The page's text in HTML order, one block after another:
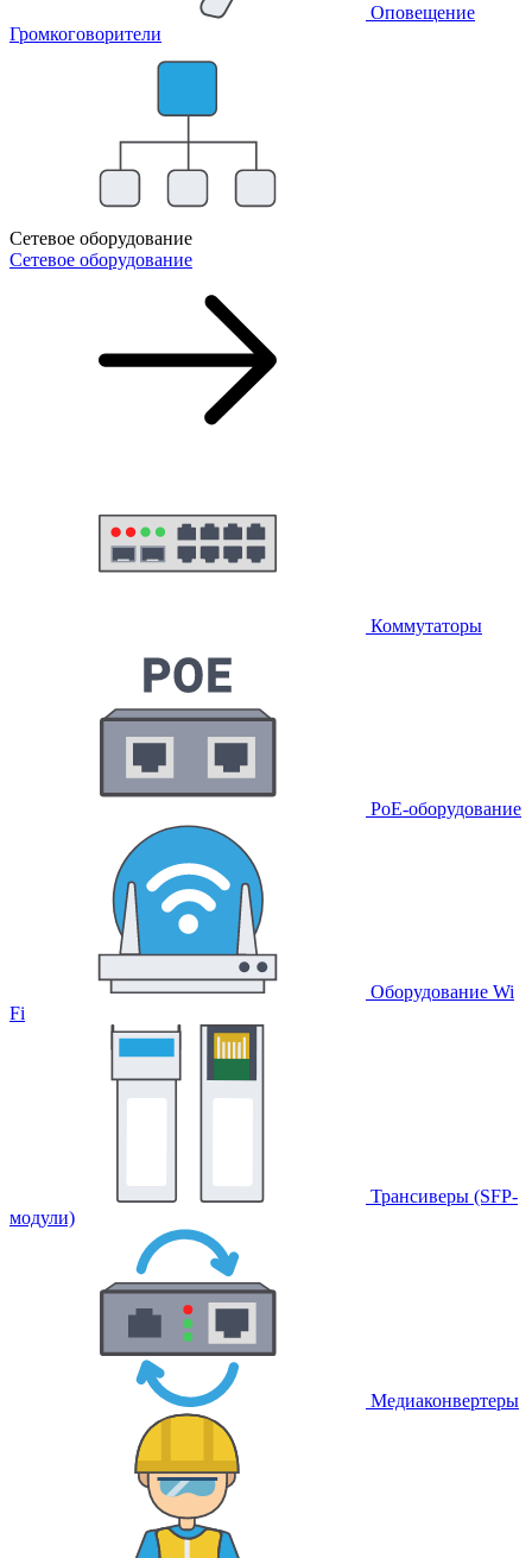
Оповещение
Громкоговорители
Сетевое оборудование
Сетевое оборудование
Коммутаторы
PoE-оборудование
Оборудование Wi
Fi
Трансиверы (SFP-
модули)
Медиаконвертеры